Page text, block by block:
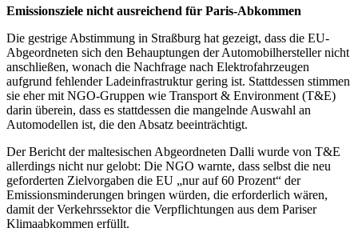
Emissionsziele nicht ausreichend für Paris-Abkommen
Die gestrige Abstimmung in Straßburg hat gezeigt, dass die EU-
Abgeordneten sich den Behauptungen der Automobilhersteller nicht
anschließen, wonach die Nachfrage nach Elektrofahrzeugen
aufgrund fehlender Ladeinfrastruktur gering ist. Stattdessen stimmen
sie eher mit NGO-Gruppen wie Transport & Environment (T&E)
darin überein, dass es stattdessen die mangelnde Auswahl an
Automodellen ist, die den Absatz beeinträchtigt.
Der Bericht der maltesischen Abgeordneten Dalli wurde von T&E
allerdings nicht nur gelobt: Die NGO warnte, dass selbst die neu
geforderten Zielvorgaben die EU „nur auf 60 Prozent“ der
Emissionsminderungen bringen würden, die erforderlich wären,
damit der Verkehrssektor die Verpflichtungen aus dem Pariser
Klimaabkommen erfüllt.